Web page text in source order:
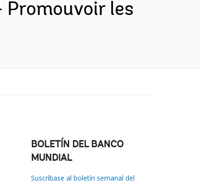
Promouvoir les
BOLETÍN DEL BANCO
MUNDIAL
Suscríbase al boletín semanal del